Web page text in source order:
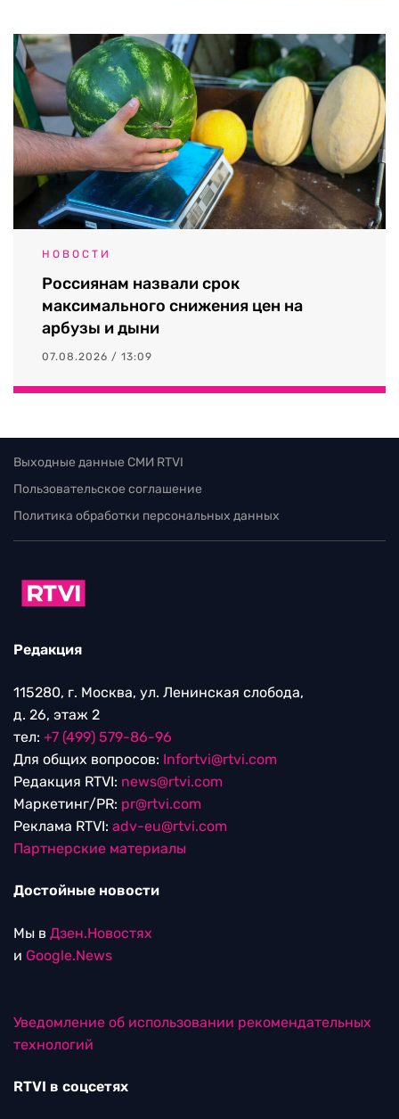
НОВОСТИ
Россиянам назвали срок
максимального снижения цен на
арбузы и дыни
07.08.2026 / 13:09
Выходные данные СМИ RTVI
Пользовательское соглашение
Политика обработки персональных данных
Редакция
115280, г. Москва, ул. Ленинская слобода,
д. 26, этаж 2
тел: +7 (499) 579-86-96
Для общих вопросов: Infortvi@rtvi.com
Редакция RTVI: news@rtvi.com
Маркетинг/PR: pr@rtvi.com
Реклама RTVI: adv-eu@rtvi.com
Партнерские материалы
Достойные новости
Мы в Дзен.Новостях
и Google.News
Уведомление об использовании рекомендательных
технологий
RTVI в соцсетях